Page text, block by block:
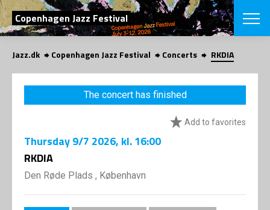
SEARCH
Copenhagen Jazz Festival
Danish
CHOOSE
COPENHAGEN
Concerts
Contributors
Jazz.dk Copenhagen Jazz Festival Concerts RKDIA
The concert has finished
Add to favorites
Thursday9/7 2026, kl. 16:00
RKDIA
Den Røde Plads , København